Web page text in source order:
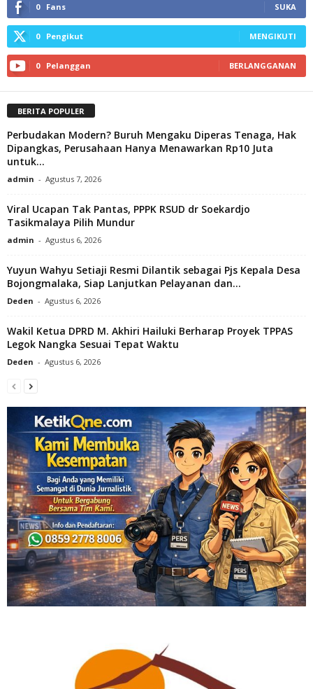
0 Fans SUKA
0 Pengikut MENGIKUTI
0 Pelanggan BERLANGGANAN
BERITA POPULER
Perbudakan Modern? Buruh Mengaku Diperas Tenaga, Hak
Dipangkas, Perusahaan Hanya Menawarkan Rp10 Juta
untuk...
admin - Agustus 7, 2026
Viral Ucapan Tak Pantas, PPPK RSUD dr Soekardjo
Tasikmalaya Pilih Mundur
admin - Agustus 6, 2026
Yuyun Wahyu Setiaji Resmi Dilantik sebagai Pjs Kepala Desa
Bojongmalaka, Siap Lanjutkan Pelayanan dan...
Deden - Agustus 6, 2026
Wakil Ketua DPRD M. Akhiri Hailuki Berharap Proyek TPPAS
Legok Nangka Sesuai Tepat Waktu
Deden - Agustus 6, 2026